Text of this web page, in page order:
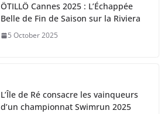
ÖTILLÖ Cannes 2025 : L’Échappée
Belle de Fin de Saison sur la Riviera
5 October 2025
L’Île de Ré consacre les vainqueurs
d’un championnat Swimrun 2025